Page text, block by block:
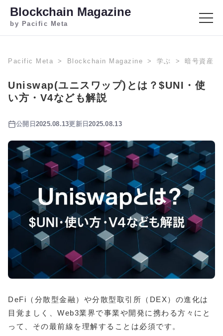
Blockchain Magazine
by Pacific Meta
Pacific Meta Blockchain Magazine 学ぶ 暗号資産
Uniswap(ユニスワップ)とは？$UNI・使
い方・V4なども解説
公開日 2025.08.13更新日2025.08.13
DeFi（分散型金融）や分散型取引所（DEX）の進化は
目覚ましく、Web3業界で事業や開発に携わる方々にと
って、その最前線を理解することは必須です。